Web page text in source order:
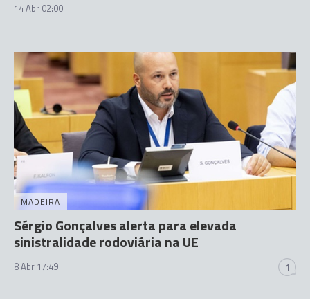
14 Abr 02:00
MADEIRA
Sérgio Gonçalves alerta para elevada
sinistralidade rodoviária na UE
8 Abr 17:49 1